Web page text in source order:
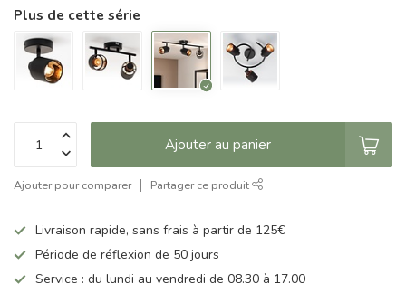
Plus de cette série
Ajouter au panier
Ajouter pour comparer Partager ce produit
Livraison rapide, sans frais à partir de 125€
Période de réflexion de 50 jours
Service : du lundi au vendredi de 08.30 à 17.00